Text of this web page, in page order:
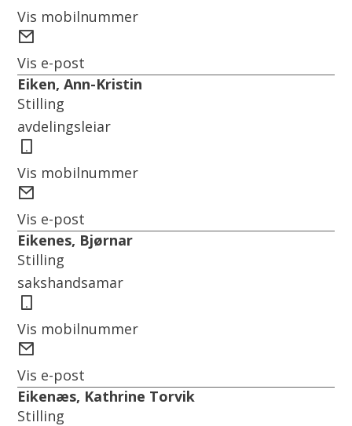
Vis mobilnummer
post
Vis e-post
Eiken, Ann-Kristin
Stilling
avdelingsleiar
Vis mobilnummer
post
Vis e-post
Eikenes, Bjørnar
Stilling
sakshandsamar
Vis mobilnummer
post
Vis e-post
Eikenæs, Kathrine Torvik
Stilling